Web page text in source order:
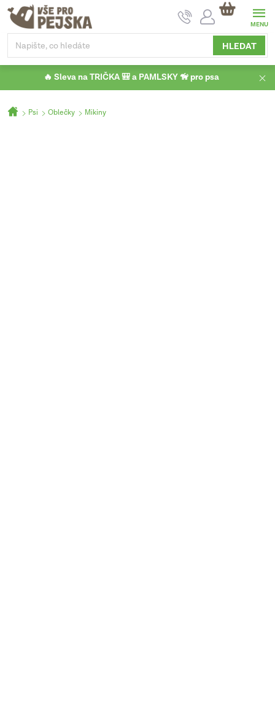
Přejít
obsah
HLEDAT
NÁKUPNÍ
KOŠÍK
🔥 Sleva na TRIČKA 🎒 a PAMLSKY 🦮 pro psa
Domů
Psi Oblečky Mikiny